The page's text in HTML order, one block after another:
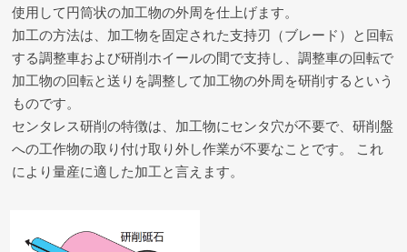
使用して円筒状の加工物の外周を仕上げます。
加工の方法は、加工物を固定された支持刃（ブレード）と回転
する調整車および研削ホイールの間で支持し、調整車の回転で
加工物の回転と送りを調整して加工物の外周を研削するという
ものです。
センタレス研削の特徴は、加工物にセンタ穴が不要で、研削盤
への工作物の取り付け取り外し作業が不要なことです。 これ
により量産に適した加工と言えます。